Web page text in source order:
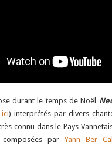
durant le temps de Noël
ici) interprétés par divers
connu dans le Pays
par Yann Ber